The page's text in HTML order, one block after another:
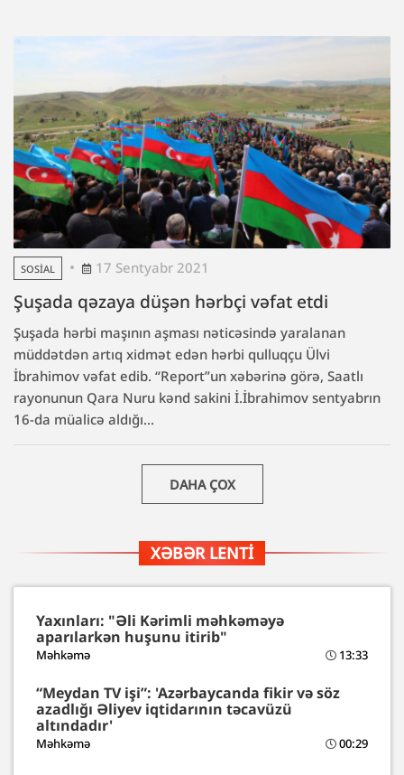
SOSIAL 17 Sentyabr 2021
Şuşada qəzaya düşən hərbçi vəfat etdi
Şuşada hərbi maşının aşması nəticəsində yaralanan
müddətdən artıq xidmət edən hərbi qulluqçu Ülvi
İbrahimov vəfat edib. “Report”un xəbərinə görə, Saatlı
rayonunun Qara Nuru kənd sakini İ.İbrahimov sentyabrın
16-da müalicə aldığı...
DAHA ÇOX
XƏBƏR LENTI
Yaxınları: "Əli Kərimli məhkəməyə
aparılarkən huşunu itirib"
Məhkəmə 13:33
“Meydan TV işi”: 'Azərbaycanda fikir və söz
azadlığı Əliyev iqtidarının təcavüzü
altındadır'
Məhkəmə 00:29